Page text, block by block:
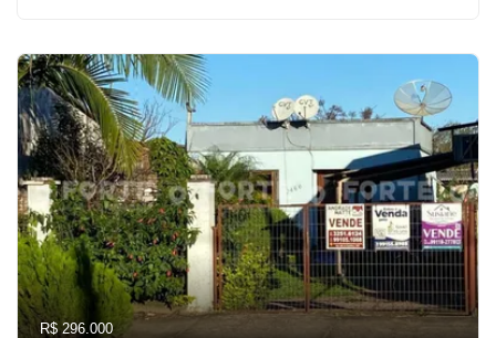
R$ 296.000